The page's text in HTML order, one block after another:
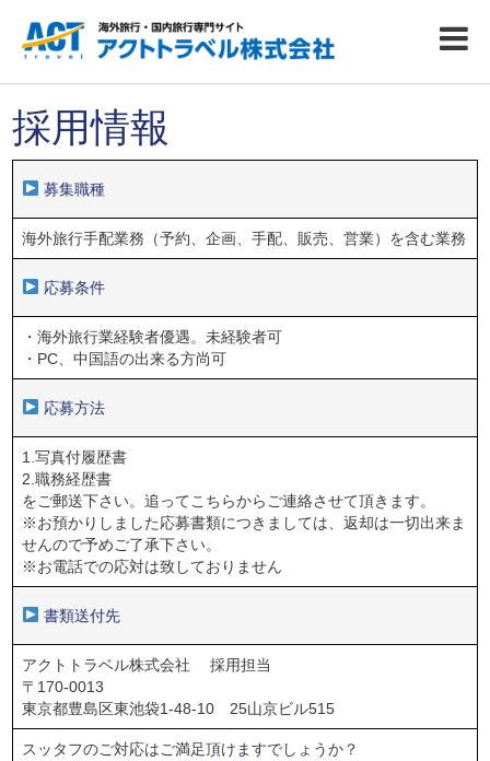
採用情報
募集職種
海外旅行手配業務（予約、企画、手配、販売、営業）を含む業務
応募条件
・海外旅行業経験者優遇。未経験者可
・PC、中国語の出来る方尚可
応募方法
1.写真付履歴書
2.職務経歴書
をご郵送下さい。追ってこちらからご連絡させて頂きます。
※お預かりしました応募書類につきましては、返却は一切出来ま
せんので予めご了承下さい。
※お電話での応対は致しておりません
書類送付先
アクトトラベル株式会社 採用担当
〒170-0013
東京都豊島区東池袋1-48-10 25山京ビル515
スッタフのご対応はご満足頂けますでしょうか？